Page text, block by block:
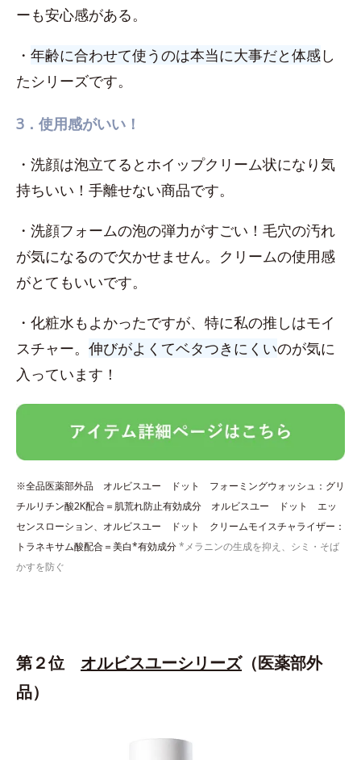
ーも安心感がある。
・ 年齢に合わせて使うのは本当に大事だと体感し
たシリーズです。
3．使用感がいい！
・洗顔は泡立てるとホイップクリーム状になり気
持ちいい！手離せない商品です。
・洗顔フォームの泡の弾力がすごい！毛穴の汚れ
が気になるので欠かせません。クリームの使用感
がとてもいいです。
・化粧水もよかったですが、特に私の推しはモイ
スチャー。 伸びがよくてベタつきにくいのが気に
入っています！
※全品医薬部外品 オルビスユー ドット フォーミングウォッシュ：グリ
チルリチン酸2K配合＝肌荒れ防止有効成分 オルビスユー ドット エッ
センスローション、オルビスユー ドット クリームモイスチャライザー：
トラネキサム酸配合＝美白*有効成分*メラニンの生成を抑え、シミ・そば
かすを防ぐ
第２位 オルビスユーシリーズ（医薬部外
品）